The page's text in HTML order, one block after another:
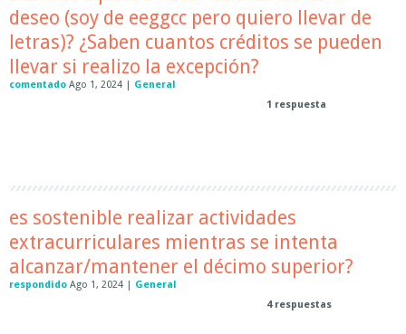
deseo (soy de eeggcc pero quiero llevar de
letras)? ¿Saben cuantos créditos se pueden
llevar si realizo la excepción?
comentado Ago 1, 2024 | General
1 respuesta
es sostenible realizar actividades
extracurriculares mientras se intenta
alcanzar/mantener el décimo superior?
respondido Ago 1, 2024 | General
4respuestas